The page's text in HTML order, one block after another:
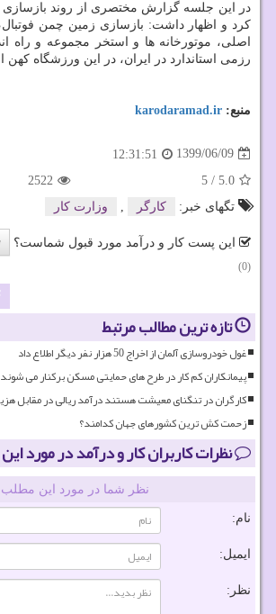
در این جلسه گزارش مختصری از روند
کرد و اظهار داشت: بازسازی زمین چمن
اصلی، موتورخانه ها و استخر مجموعه و راه
رزمی استاندارد در ایران، در این ورزشگاه
منبع: karodaramad.ir
1399/06/09
12:31:51
5.0
/
5
2522
تگهای خبر:
كارگر , وزارت كار
این پست کار و درآمد مورد قبول شماست؟
(0)
تازه ترین مطالب مرتبط
غول خودروسازی آلمان از اخراج 50 هزار نفر دیگر اطلاع داد
پیمانکاران کم کار در طرح های حمایتی مسکن برکنار می شوند
کارگران در تنگنای معیشت هستند درآمد ریالی در مقابل
زحمت کش ترین کشورهای جهان کدامند؟
نظرات کاربران کار و درآمد در مورد
نظر شما در مورد این مطلب
نام:
ایمیل:
نظر: